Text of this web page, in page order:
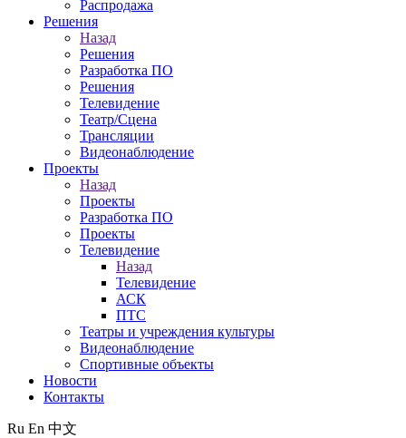
Распродажа
Решения
Назад
Решения
Разработка ПО
Решения
Телевидение
Театр/Сцена
Трансляции
Видеонаблюдение
Проекты
Назад
Проекты
Разработка ПО
Проекты
Телевидение
Назад
Телевидение
АСК
ПТС
Театры и учреждения культуры
Видеонаблюдение
Спортивные объекты
Новости
Контакты
Ru En 中文